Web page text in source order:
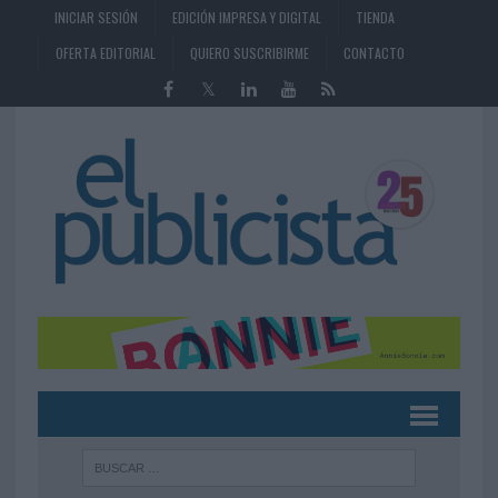
INICIAR SESIÓN EDICIÓN IMPRESA Y DIGITAL
TIENDA
OFERTA EDITORIAL
QUIERO SUSCRIBIRME CONTACTO